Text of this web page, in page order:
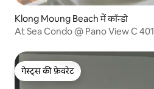
Klong Moung Beach में कॉन्डो
At Sea Condo @ Pano View C 401
गेस्ट्स की फ़ेवरेट
गेस्ट्स की फ़ेवरेट